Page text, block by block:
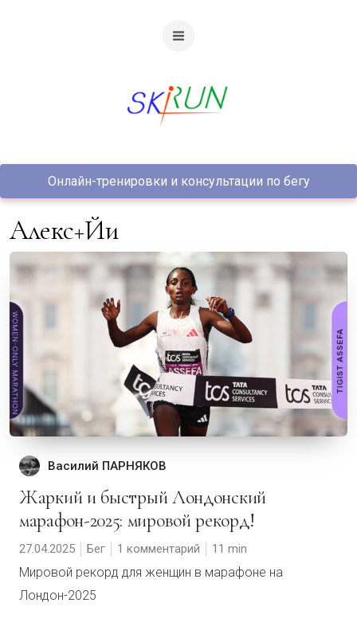
Онлайн-тренировки и консультации по бегу
Алекс+Йи
Василий ПАРНЯКОВ
Жаркий и быстрый Лондонский
марафон-2025: мировой рекорд!
27.04.2025 Бег 1 комментарий 11
Мировой рекорд для женщин в марафоне на
Лондон-2025